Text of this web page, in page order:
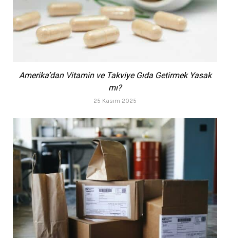
Amerika’dan Vitamin ve Takviye Gıda Getirmek Yasak
mı?
25 Kasım 2025